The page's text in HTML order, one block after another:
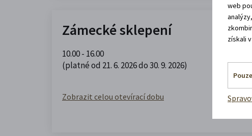
Zámecké sklepení
10.00 - 16.00
(platné od 21. 6. 2026 do 30. 9. 2026)
Zobrazit celou otevírací dobu
web
získali